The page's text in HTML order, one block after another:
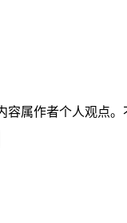
属作者个人观点